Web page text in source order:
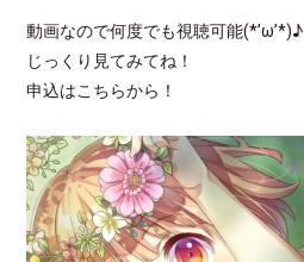
動画なので何度でも視聴可能(*’ω’*)♪
じっくり見てみてね！
申込はこちらから！